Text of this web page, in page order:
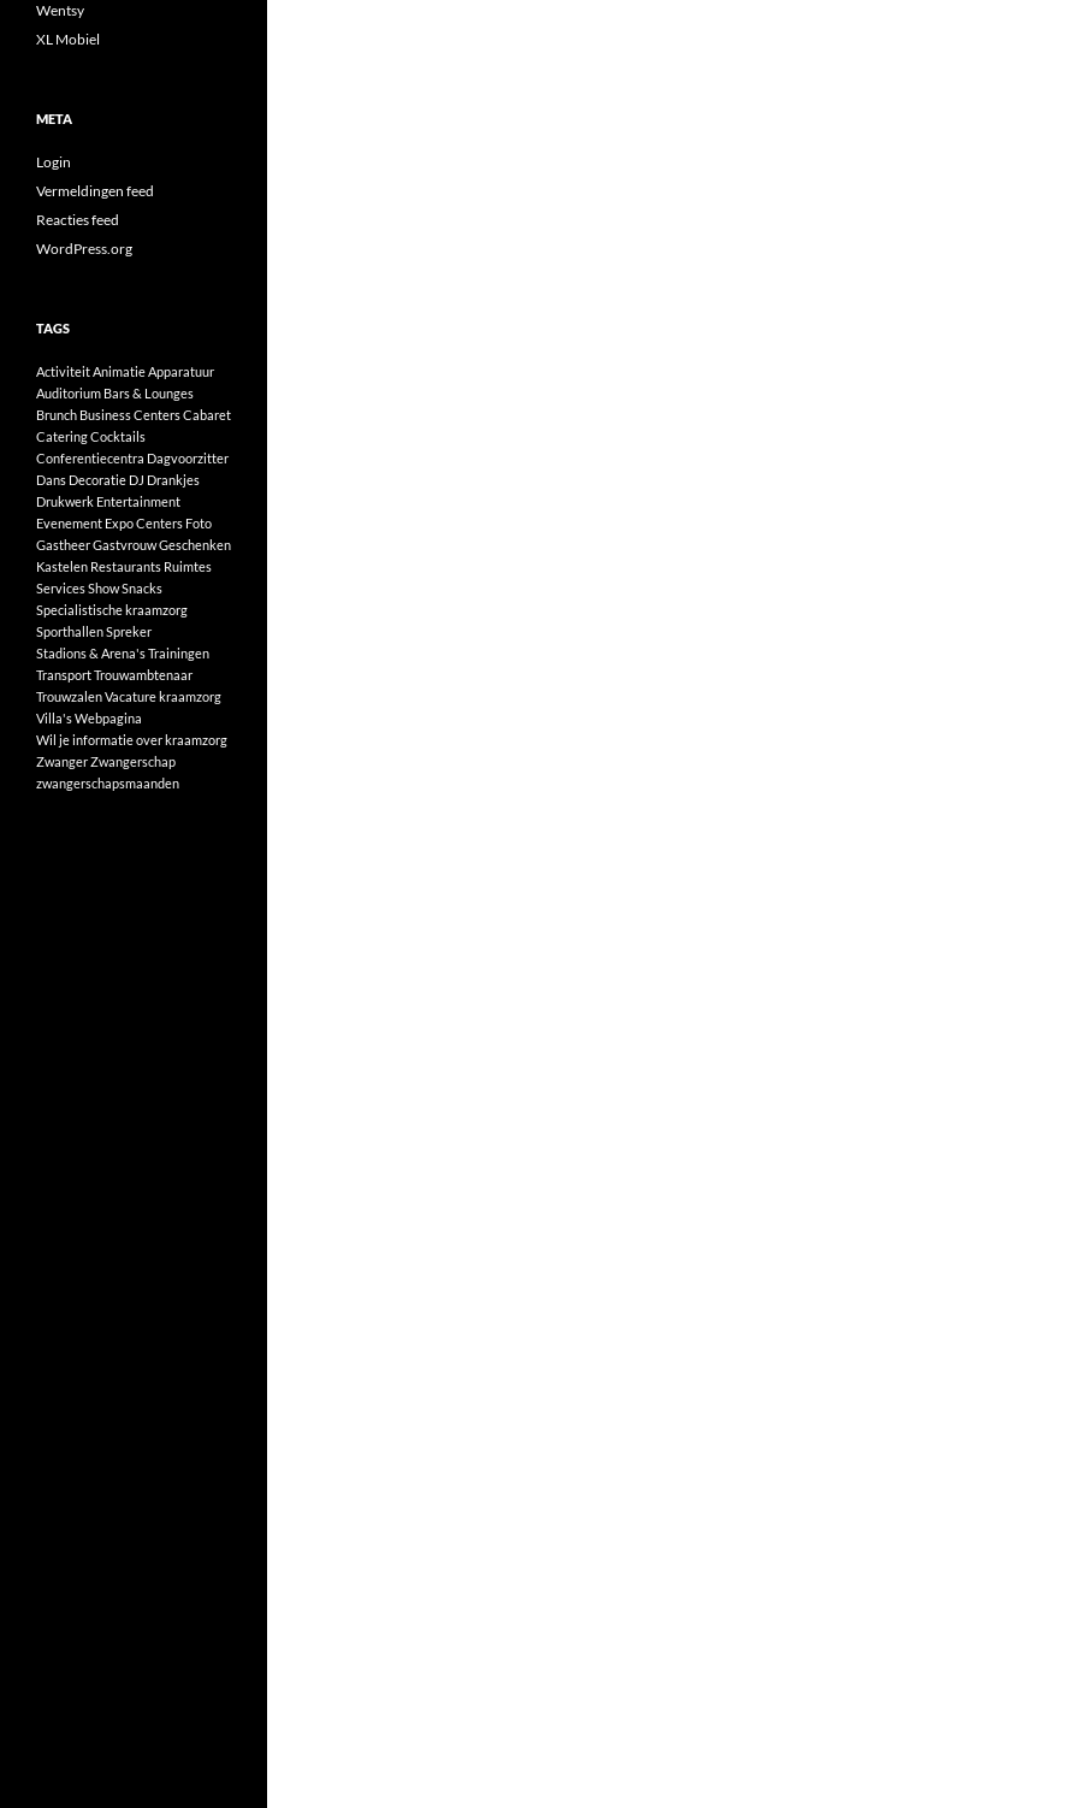
Wentsy
XL Mobiel
META
Login
Vermeldingen feed
Reacties feed
WordPress.org
TAGS
ActiviteitAnimatieApparatuur
Auditorium Bars & Lounges
Brunch Business CentersCabaret
CateringCocktails
Conferentiecentra Dagvoorzitter
Dans Decoratie DJ Drankjes
Drukwerk Entertainment
Evenement Expo Centers Foto
GastheerGastvrouwGeschenken
Kastelen Restaurants Ruimtes
ServicesShowSnacks
Specialistische kraamzorg
SporthallenSpreker
Stadions & Arena'sTrainingen
TransportTrouwambtenaar
TrouwzalenVacature kraamzorg
Villa'sWebpagina
Wil je informatie over kraamzorg
ZwangerZwangerschap
zwangerschapsmaanden